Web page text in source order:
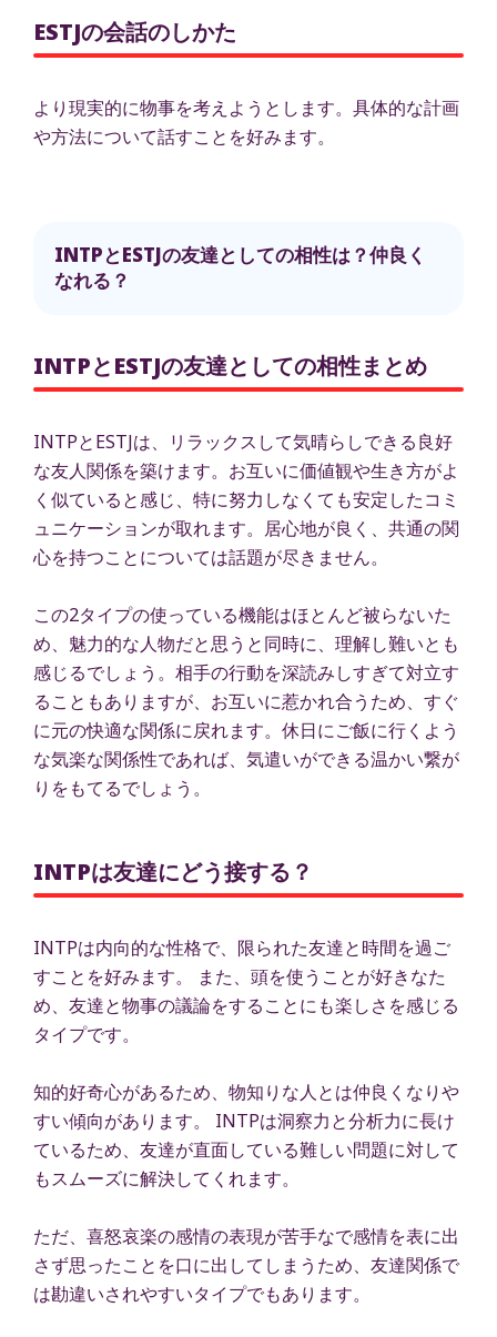
ESTJの会話のしかた
より現実的に物事を考えようとします。具体的な計画
や方法について話すことを好みます。
INTPとESTJの友達としての相性は？仲良く
なれる？
INTPとESTJの友達としての相性まとめ
INTPとESTJは、リラックスして気晴らしできる良好
な友人関係を築けます。お互いに価値観や生き方がよ
く似ていると感じ、特に努力しなくても安定したコミ
ュニケーションが取れます。居心地が良く、共通の関
心を持つことについては話題が尽きません。
この2タイプの使っている機能はほとんど被らないた
め、魅力的な人物だと思うと同時に、理解し難いとも
感じるでしょう。相手の行動を深読みしすぎて対立す
ることもありますが、お互いに惹かれ合うため、すぐ
に元の快適な関係に戻れます。休日にご飯に行くよう
な気楽な関係性であれば、気遣いができる温かい繋が
りをもてるでしょう。
INTPは友達にどう接する？
INTPは内向的な性格で、限られた友達と時間を過ご
すことを好みます。 また、頭を使うことが好きなた
め、友達と物事の議論をすることにも楽しさを感じる
タイプです。
知的好奇心があるため、物知りな人とは仲良くなりや
すい傾向があります。 INTPは洞察力と分析力に長け
ているため、友達が直面している難しい問題に対して
もスムーズに解決してくれます。
ただ、喜怒哀楽の感情の表現が苦手なで感情を表に出
さず思ったことを口に出してしまうため、友達関係で
は勘違いされやすいタイプでもあります。